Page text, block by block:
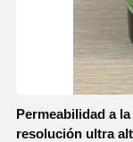
Permeabilidad a
resolución ultra